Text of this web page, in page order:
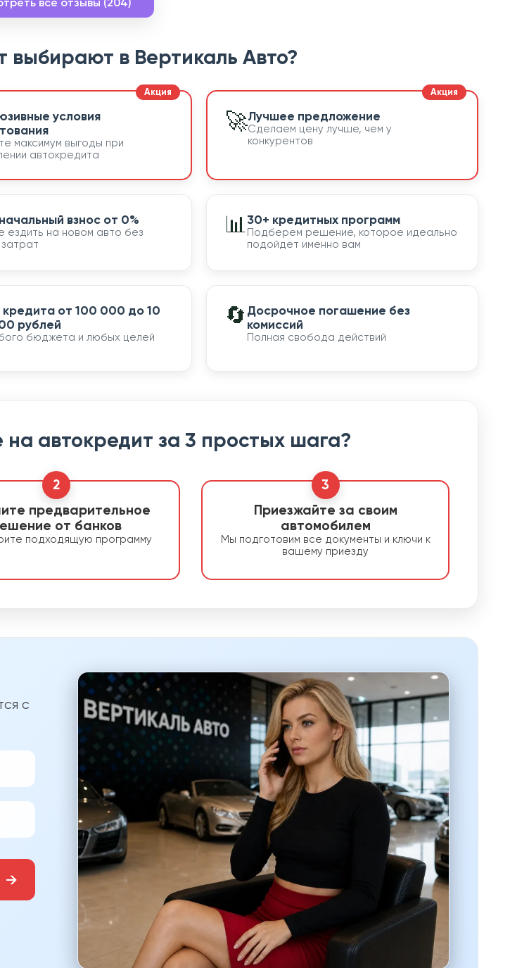
выбирают в Вертикаль Авто?
условия
максимум выгоды при
автокредита
🚀Лучшее предложение
Сделаем цену лучше, чем у
конкурентов
взнос от 0%
ездить на новом авто без
📊30+ кредитных программ
Подберем решение, которое идеально
подойдет именно вам
от 100 000 до 10
рублей
бюджета и любых целей
🔄 Досрочное погашение без
комиссий
Полная свобода действий
автокредит за 3 простых шага?
2
предварительное
от банков
подходящую программу
3
Приезжайте за своим
автомобилем
Мы подготовим все документы и ключи к
вашему приезду
с
→